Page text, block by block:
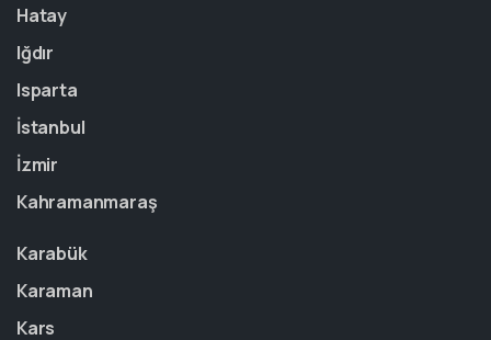
Hatay
Iğdır
Isparta
İstanbul
İzmir
Kahramanmaraş
Karabük
Karaman
Kars